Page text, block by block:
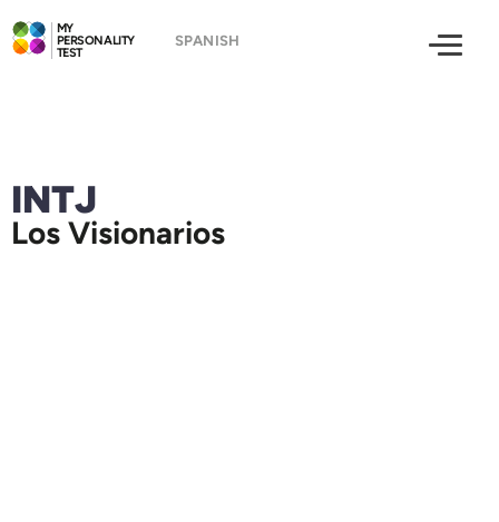
MY
PERSONALITY
TEST
INTJ
Los Visionarios